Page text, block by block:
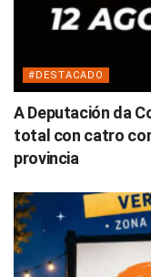
#DESTACADO
A Deputación da
total con catro
provincia